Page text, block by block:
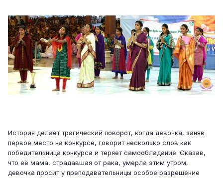
История делает трагический поворот, когда девочка, заняв
первое место на конкурсе, говорит несколько слов как
победительница конкурса и теряет самообладание. Сказав,
что её мама, страдавшая от рака, умерла этим утром,
девочка просит у преподавательницы особое разрешение